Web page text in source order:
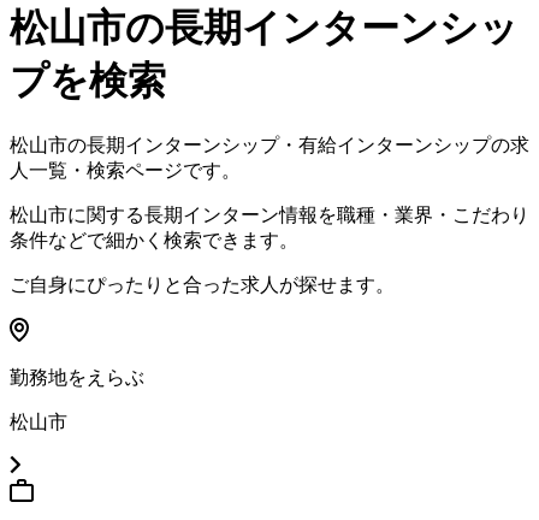
松山市の長期インターンシッ
プを検索
松山市の長期インターンシップ・有給インターンシップの求
人一覧・検索ページです。
松山市に関する長期インターン情報を職種・業界・こだわり
条件などで細かく検索できます。
ご自身にぴったりと合った求人が探せます。
勤務地をえらぶ
松山市